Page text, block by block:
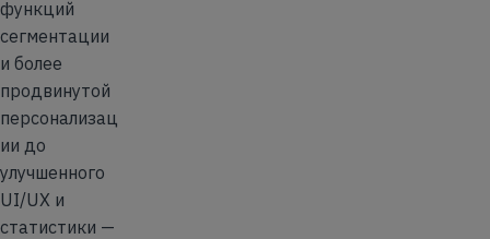
функций
сегментации
и более
продвинутой
персонализац
ии до
улучшенного
UI/UX и
статистики —